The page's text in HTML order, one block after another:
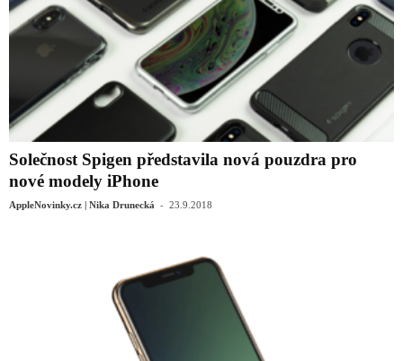
Solečnost Spigen představila nová pouzdra pro
nové modely iPhone
AppleNovinky.cz | Nika Drunecká - 23.9.2018